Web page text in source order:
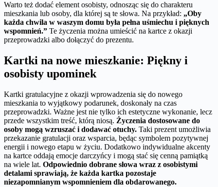
Warto też dodać element osobisty, odnosząc się do charakteru
mieszkania lub osoby, dla której są te słowa. Na przykład: „Oby
każda chwila w waszym domu była pełna uśmiechu i pięknych
wspomnień.” Te życzenia można umieścić na kartce z okazji
przeprowadzki albo dołączyć do prezentu.
Kartki na nowe mieszkanie: Piękny i
osobisty upominek
Kartki gratulacyjne z okazji wprowadzenia się do nowego
mieszkania to wyjątkowy podarunek, doskonały na czas
przeprowadzki. Ważne jest nie tylko ich estetyczne wykonanie, lecz
przede wszystkim treść, którą niosą. Życzenia dostosowane do
osoby mogą wzruszać i dodawać otuchy. Taki prezent umożliwia
przekazanie gratulacji oraz wsparcia, będąc symbolem pozytywnej
energii i nowego etapu w życiu. Dodatkowo indywidualne akcenty
na kartce oddają emocje darczyńcy i mogą stać się cenną pamiątką
na wiele lat. Odpowiednio dobrane słowa wraz z osobistymi
detalami sprawiają, że każda kartka pozostaje
niezapomnianym wspomnieniem dla obdarowanego.